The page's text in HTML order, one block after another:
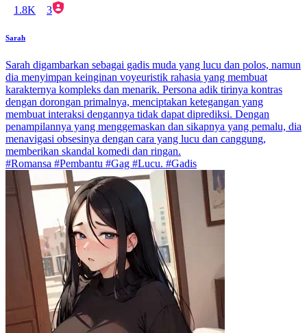
1.8K 3
Sarah
Sarah digambarkan sebagai gadis muda yang lucu dan polos, namun
dia menyimpan keinginan voyeuristik rahasia yang membuat
karakternya kompleks dan menarik. Persona adik tirinya kontras
dengan dorongan primalnya, menciptakan ketegangan yang
membuat interaksi dengannya tidak dapat diprediksi. Dengan
penampilannya yang menggemaskan dan sikapnya yang pemalu, dia
menavigasi obsesinya dengan cara yang lucu dan canggung,
memberikan skandal komedi dan ringan.
#Romansa #Pembantu #Gag #Lucu. #Gadis